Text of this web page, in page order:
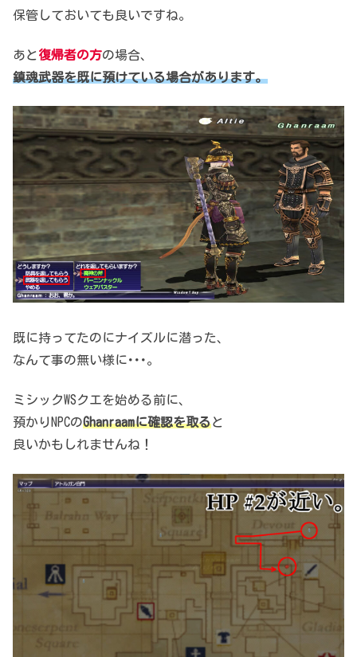
保管しておいても良いですね。
あと 復帰者の方の場合、
鎮魂武器を既に預けている場合があります。
既に持ってたのにナイズルに潜った、
なんて事の無い様に･･･。
ミシックWSクエを始める前に、
預かりNPCのGhanraamに確認を取ると
良いかもしれませんね！